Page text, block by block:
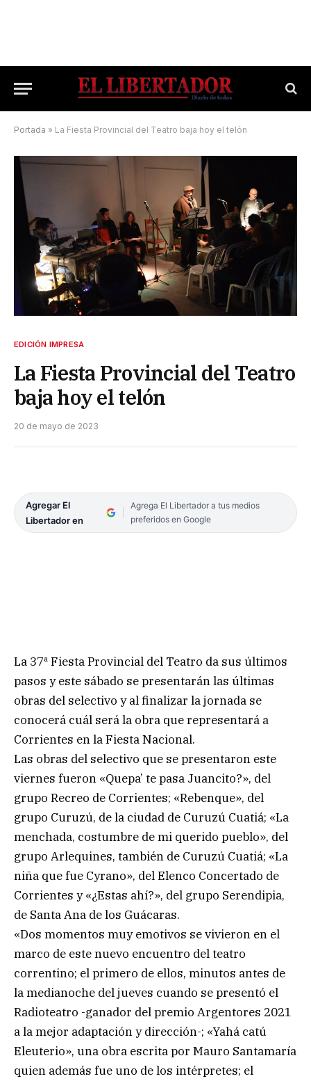
Portada » La Fiesta Provincial del Teatro baja hoy el telón
EDICIÓN IMPRESA
La Fiesta Provincial del Teatro
baja hoy el telón
20 de mayo de 2023
Agregar El
Libertador en
Agrega El Libertador a tus medios
preferidos en Google
La 37ª Fiesta Provincial del Teatro da sus últimos
pasos y este sábado se presentarán las últimas
obras del selectivo y al finalizar la jornada se
conocerá cuál será la obra que representará a
Corrientes en la Fiesta Nacional.
Las obras del selectivo que se presentaron este
viernes fueron «Quepa’ te pasa Juancito?», del
grupo Recreo de Corrientes; «Rebenque», del
grupo Curuzú, de la ciudad de Curuzú Cuatiá; «La
menchada, costumbre de mi querido pueblo», del
grupo Arlequines, también de Curuzú Cuatiá; «La
niña que fue Cyrano», del Elenco Concertado de
Corrientes y «¿Estas ahí?», del grupo Serendipia,
de Santa Ana de los Guácaras.
«Dos momentos muy emotivos se vivieron en el
marco de este nuevo encuentro del teatro
correntino; el primero de ellos, minutos antes de
la medianoche del jueves cuando se presentó el
Radioteatro -ganador del premio Argentores 2021
a la mejor adaptación y dirección-; «Yahá catú
Eleuterio», una obra escrita por Mauro Santamaría
quien además fue uno de los intérpretes; el